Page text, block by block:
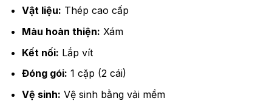
Vật liệu: Thép cao cấp
Màu hoàn thiện: Xám
Kết nối: Lắp vít
Đóng gói: 1 cặp (2 cái)
Vệ sinh: Vệ sinh bằng vải mềm